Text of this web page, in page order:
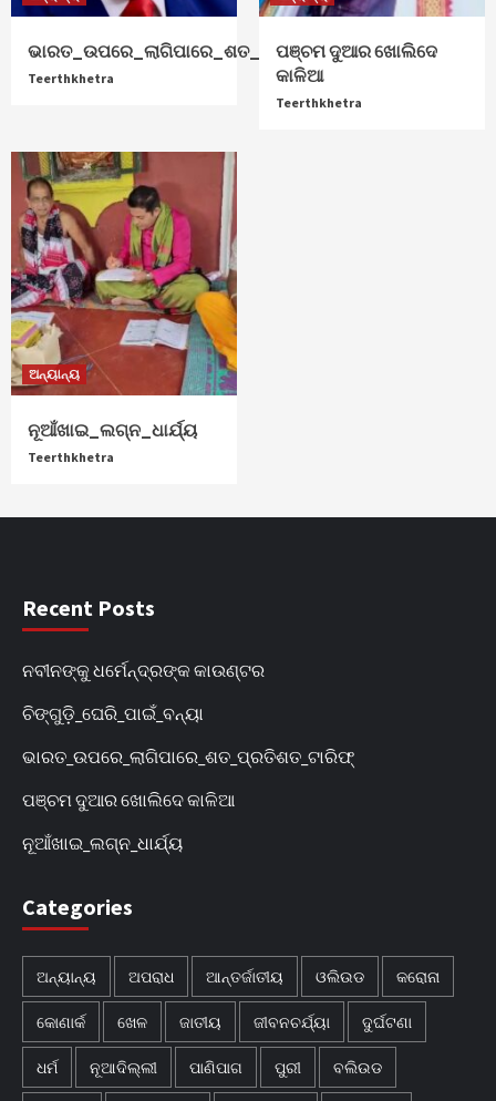
ଭାରତ_ଉପରେ_ଲାଗିପାରେ_ଶତ_ପ୍ରତିଶତ_ଟାରିଫ୍
Teerthkhetra
ପଞ୍ଚମ ଦୁଆର ଖୋଲିଦେ
କାଳିଆ
Teerthkhetra
ଅନ୍ୟାନ୍ୟ
ନୂଆଁଖାଇ_ଲଗ୍ନ_ଧାର୍ଯ୍ୟ
Teerthkhetra
Recent Posts
ନବୀନଙ୍କୁ ଧର୍ମେନ୍ଦ୍ରଙ୍କ କାଉଣ୍ଟର
ଚିଙ୍ଗୁଡ଼ି_ଘେରି_ପାଇଁ_ବନ୍ୟା
ଭାରତ_ଉପରେ_ଲାଗିପାରେ_ଶତ_ପ୍ରତିଶତ_ଟାରିଫ୍
ପଞ୍ଚମ ଦୁଆର ଖୋଲିଦେ କାଳିଆ
ନୂଆଁଖାଇ_ଲଗ୍ନ_ଧାର୍ଯ୍ୟ
Categories
ଅନ୍ୟାନ୍ୟ ଅପରାଧ ଆନ୍ତର୍ଜାତୀୟ ଓଲିଉଡ କରୋନା
କୋଣାର୍କ ଖେଳ ଜାତୀୟ ଜୀବନଚର୍ଯ୍ୟା ଦୁର୍ଘଟଣା
ଧର୍ମ ନୂଆଦିଲ୍ଲୀ ପାଣିପାଗ ପୁରୀ ବଲିଉଡ